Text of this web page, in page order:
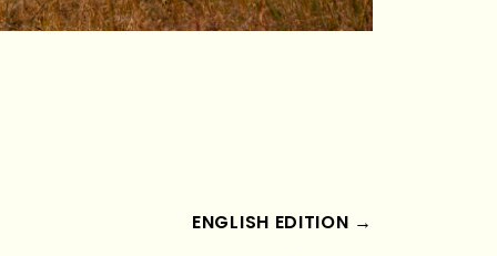
ENGLISH EDITION →